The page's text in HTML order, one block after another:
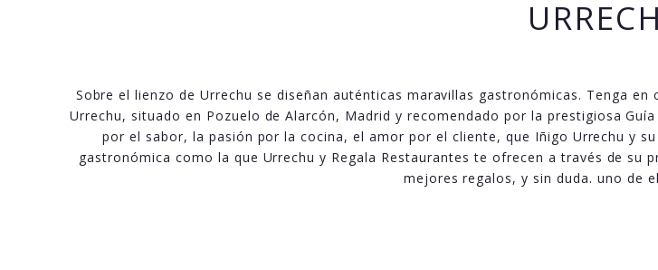
Sobre el lienzo de Urrechu se diseñan auténticas maravillas gastronómicas. Tenga
Urrechu, situado en Pozuelo de Alarcón, Madrid y recomendado por la prestigiosa
por el sabor, la pasión por la cocina, el amor por el cliente, que Iñigo Urrechu y
gastronómica como la que Urrechu y Regala Restaurantes te ofrecen a través de
mejores regalos, y sin duda. uno de